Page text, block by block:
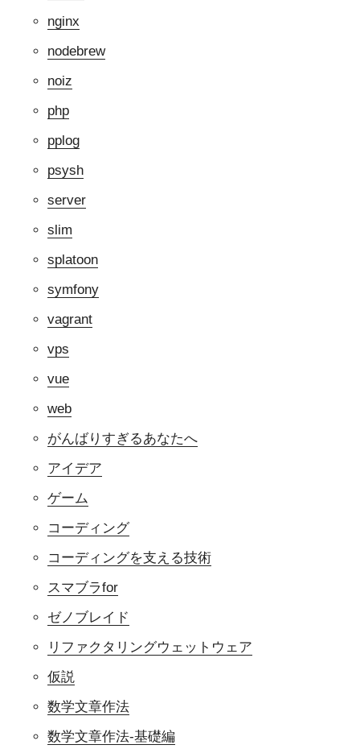
nginx
nodebrew
noiz
php
pplog
psysh
server
slim
splatoon
symfony
vagrant
vps
vue
web
がんばりすぎるあなたへ
アイデア
ゲーム
コーディング
コーディングを支える技術
スマブラfor
ゼノブレイド
リファクタリングウェットウェア
仮説
数学文章作法
数学文章作法-基礎編